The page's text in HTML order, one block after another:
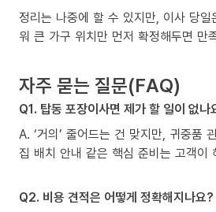
정리는 나중에 할 수 있지만, 이사 당
워 큰 가구 위치만 먼저 확정해두면 만
자주 묻는 질문(FAQ)
Q1. 탑동 포장이사면 제가 할 일이 없나
A. ‘거의’ 줄어드는 건 맞지만, 귀중품
집 배치 안내 같은 핵심 준비는 고객이
Q2. 비용 견적은 어떻게 정확해지나요?